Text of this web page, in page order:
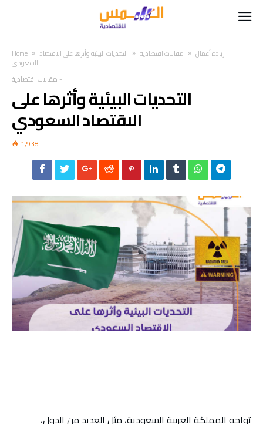
Home ريادة أعمال مقالات اقتصادية
التحديات البيئية وأثرها على الاقتصاد
السعودي
مقالات اقتصادية -
التحديات البيئية وأثرها على
الاقتصاد السعودي
1,938
تواجه المملكة العربية السعودية، مثل العديد من الدول،